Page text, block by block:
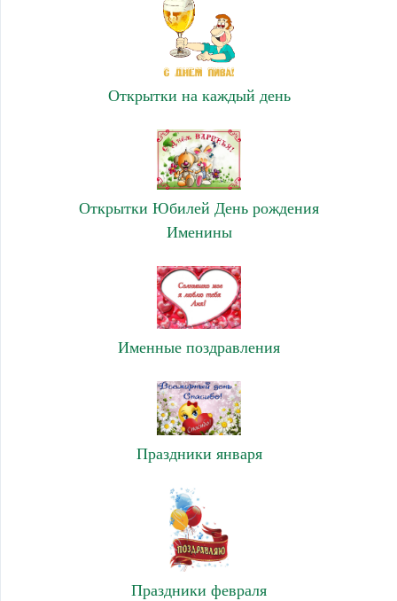
Открытки на каждый день
Открытки Юбилей День рождения
Именины
Именные поздравления
Праздники января
Праздники февраля